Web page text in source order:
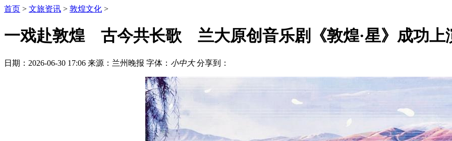
首页 > 文旅资讯 > 敦煌文化 >
一戏赴敦煌 古今共长歌 兰大原创音乐剧《敦煌·星》成功上
日期：2026-06-30 17:06 来源：兰州晚报 字体： 小中大 分享到：